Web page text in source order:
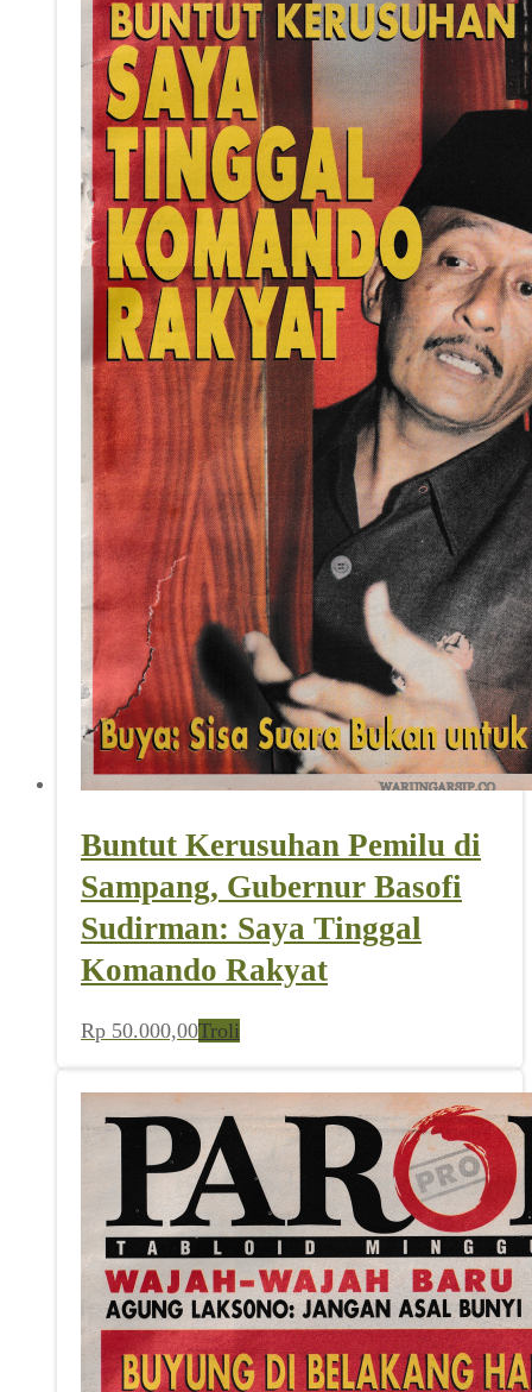
Buntut Kerusuhan Pemilu di
Sampang, Gubernur Basofi
Sudirman: Saya Tinggal
Komando Rakyat
Rp 50.000,00Troli